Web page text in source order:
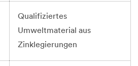
Qualifiziertes
Umweltmaterial aus
Zinklegierungen